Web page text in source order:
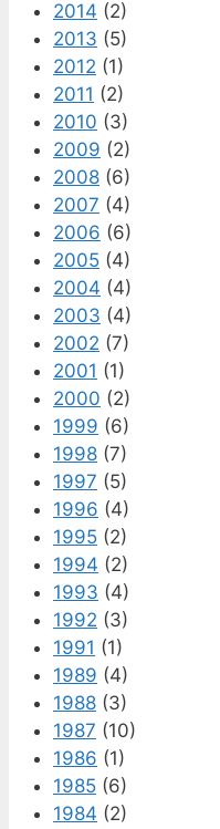
2014 (2)
2013 (5)
2012 (1)
2011 (2)
2010 (3)
2009 (2)
2008 (6)
2007 (4)
2006 (6)
2005 (4)
2004 (4)
2003 (4)
2002 (7)
2001 (1)
2000 (2)
1999 (6)
1998 (7)
1997 (5)
1996 (4)
1995 (2)
1994 (2)
1993 (4)
1992 (3)
1991 (1)
1989 (4)
1988 (3)
1987 (10)
1986 (1)
1985 (6)
1984 (2)